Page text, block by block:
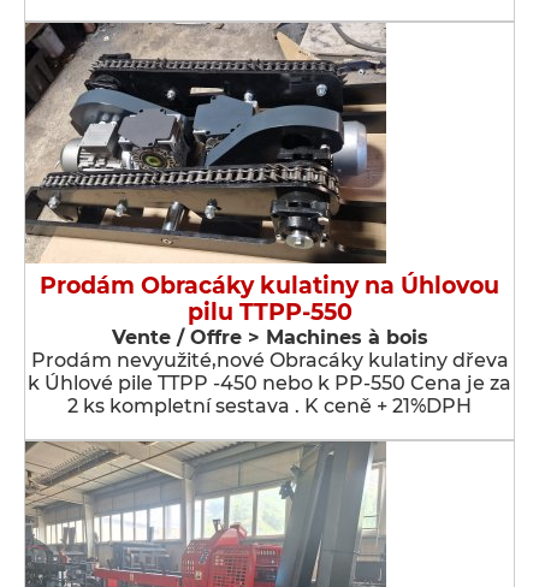
Prodám Obracáky kulatiny na Úhlovou
pilu TTPP-550
Vente / Offre > Machines à bois
Prodám nevyužité,nové Obracáky kulatiny dřeva
k Úhlové pile TTPP -450 nebo k PP-550 Cena je za
2 ks kompletní sestava . K ceně + 21%DPH